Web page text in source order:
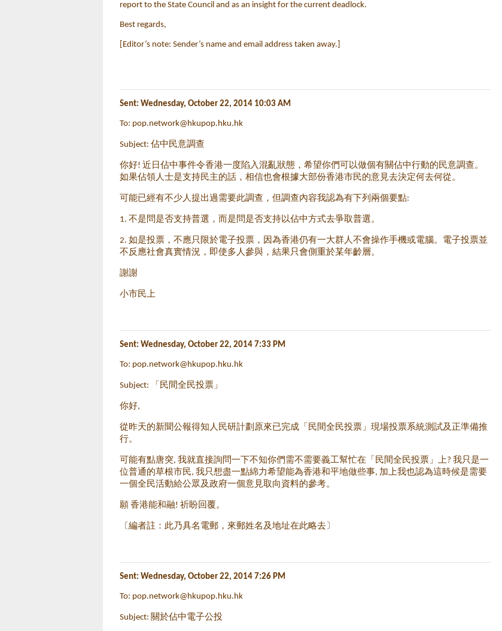
report to the State Council and as an insight for the current deadlock.
Best regards,
[Editor’s note: Sender’s name and email address taken away.]
Sent: Wednesday, October 22, 2014 10:03 AM
To: pop.network@hkupop.hku.hk
Subject: 佔中民意調查
你好! 近日佔中事件令香港一度陷入混亂狀態，希望你們可以做個有關佔中行動的民意調查。
如果佔領人士是支持民主的話，相信也會根據大部份香港市民的意見去決定何去何從。
可能已經有不少人提出過需要此調查，但調查內容我認為有下列兩個要點:
1. 不是問是否支持普選，而是問是否支持以佔中方式去爭取普選。
2. 如是投票，不應只限於電子投票，因為香港仍有一大群人不會操作手機或電腦。電子投票並
不反應社會真實情況，即使多人參與，結果只會側重於某年齡層。
謝謝
小市民上
Sent: Wednesday, October 22, 2014 7:33 PM
To: pop.network@hkupop.hku.hk
Subject: 「民間全民投票」
你好,
從昨天的新聞公報得知人民研計劃原來已完成「民間全民投票」現場投票系統測試及正準備推
行。
可能有點唐突, 我就直接詢問一下不知你們需不需要義工幫忙在「民間全民投票」上? 我只是一
位普通的草根市民, 我只想盡一點綿力希望能為香港和平地做些事, 加上我也認為這時候是需要
一個全民活動給公眾及政府一個意見取向資料的參考。
願 香港能和融! 祈盼回覆。
〔編者註：此乃具名電郵，來郵姓名及地址在此略去〕
Sent: Wednesday, October 22, 2014 7:26 PM
To: pop.network@hkupop.hku.hk
Subject: 關於佔中電子公投